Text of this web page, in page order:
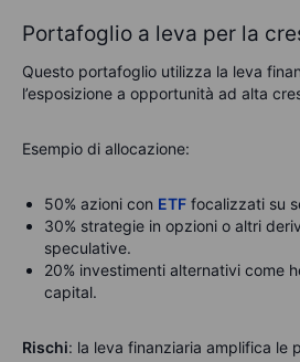
Portafoglio a leva per la
Questo portafoglio utilizza la leva
l’esposizione a opportunità ad alta
Esempio di allocazione:
50% azioni con ETF focalizzati su
30% strategie in opzioni o altri
speculative.
20% investimenti alternativi come
capital.
Rischi: la leva finanziaria amplifica le